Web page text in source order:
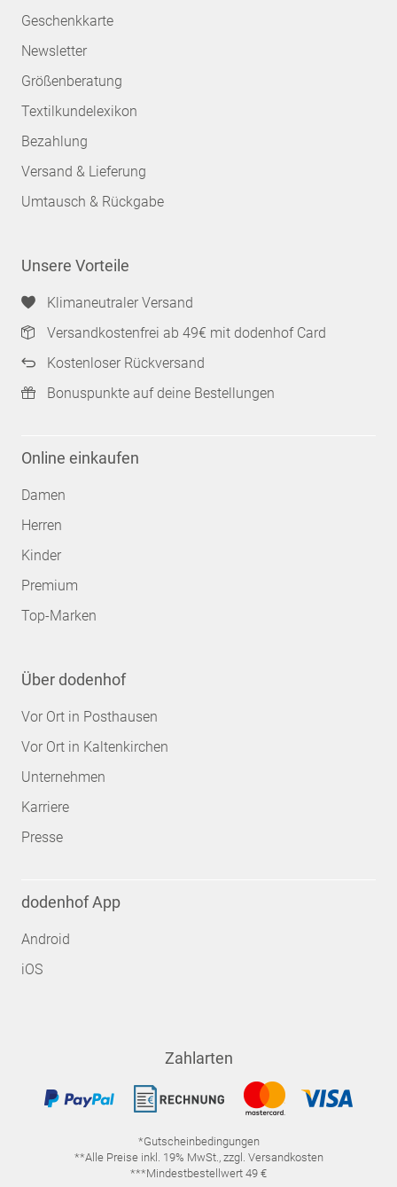
Geschenkkarte
Newsletter
Größenberatung
Textilkundelexikon
Bezahlung
Versand & Lieferung
Umtausch & Rückgabe
Unsere Vorteile
Klimaneutraler Versand
Versandkostenfrei ab 49€ mit dodenhof Card
Kostenloser Rückversand
Bonuspunkte auf deine Bestellungen
Online einkaufen
Damen
Herren
Kinder
Premium
Top-Marken
Über dodenhof
Vor Ort in Posthausen
Vor Ort in Kaltenkirchen
Unternehmen
Karriere
Presse
dodenhof App
Android
iOS
Zahlarten
*Gutscheinbedingungen
**Alle Preise inkl. 19% MwSt., zzgl. Versandkosten
***Mindestbestellwert 49 €